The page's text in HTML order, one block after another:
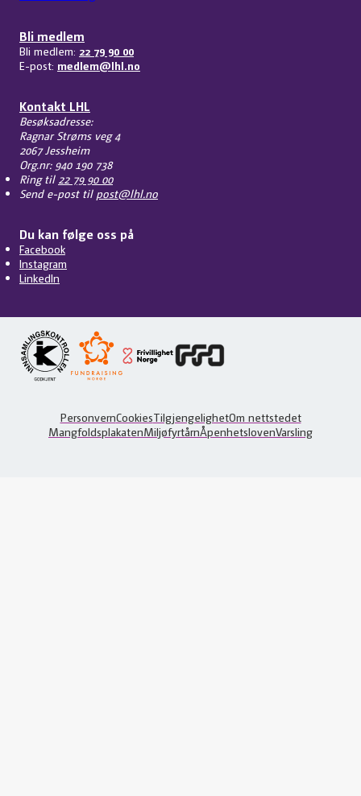
Bli medlem
Bli medlem: 22 79 90 00
E-post: medlem@lhl.no
Kontakt LHL
Besøksadresse:
Ragnar Strøms veg 4
2067 Jessheim
Org.nr: 940 190 738
Ring til 22 79 90 00
Send e-post til post@lhl.no
Du kan følge oss på
Facebook
Instagram
LinkedIn
PersonvernCookiesTilgjengelighetOm nettstedet
MangfoldsplakatenMiljøfyrtårnÅpenhetslovenVarsling